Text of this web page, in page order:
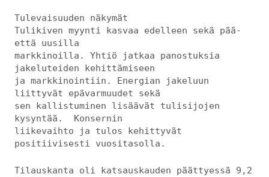
Tulevaisuuden näkymät
Tulikiven myynti kasvaa edelleen sekä pää-
että uusilla
markkinoilla. Yhtiö jatkaa panostuksia
jakeluteiden kehittämiseen
ja markkinointiin. Energian jakeluun
liittyvät epävarmuudet sekä
sen kallistuminen lisäävät tulisijojen
kysyntää. Konsernin
liikevaihto ja tulos kehittyvät
positiivisesti vuositasolla.
Tilauskanta oli katsauskauden päättyessä 9,2